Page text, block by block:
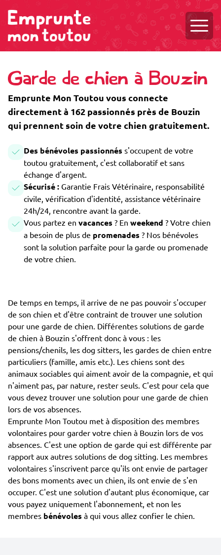
Garde de chien à Bouzin
Emprunte Mon Toutou vous connecte
directement à 162 passionnés près de Bouzin
qui prennent soin de votre chien gratuitement.
Des bénévoles passionnés s'occupent de votre
toutou gratuitement, c'est collaboratif et sans
échange d'argent.
Sécurisé : Garantie Frais Vétérinaire, responsabilité
civile, vérification d'identité, assistance vétérinaire
24h/24, rencontre avant la garde.
Vous partez en vacances ? En weekend ? Votre chien
a besoin de plus de promenades ? Nos bénévoles
sont la solution parfaite pour la garde ou promenade
de votre chien.
De temps en temps, il arrive de ne pas pouvoir s'occuper
de son chien et d'être contraint de trouver une solution
pour une garde de chien. Différentes solutions de garde
de chien à Bouzin s'offrent donc à vous : les
pensions/chenils, les dog sitters, les gardes de chien entre
particuliers (famille, amis etc.). Les chiens sont des
animaux sociables qui aiment avoir de la compagnie, et qui
n'aiment pas, par nature, rester seuls. C'est pour cela que
vous devez trouver une solution pour une garde de chien
lors de vos absences.
Emprunte Mon Toutou met à disposition des membres
volontaires pour garder votre chien à Bouzin lors de vos
absences. C'est une option de garde qui est différente par
rapport aux autres solutions de dog sitting. Les membres
volontaires s'inscrivent parce qu'ils ont envie de partager
des bons moments avec un chien, ils ont envie de s'en
occuper. C'est une solution d'autant plus économique, car
vous payez uniquement l'abonnement, et non les
membres bénévoles à qui vous allez confier le chien.